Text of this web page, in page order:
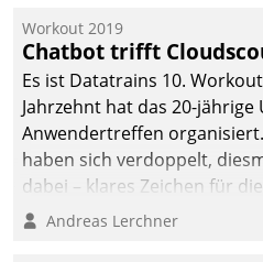
Datatrain. Die meravis
Wohnungsbau- und
Immobilien GmbH hat
sich dabei für den Betrieb
der Lösung über die SAP
Cloud Platform
entschieden - als erstes
Unternehmen am
Workout 2019
Chatbot trifft
Es ist Datatrains 10.
Jahrzehnt hat das 20-
Anwendertreffen
haben sich verdoppelt,
dabei – klares Zeichen für
Fokussierung auf den Kunden.
Andreas Lerchner